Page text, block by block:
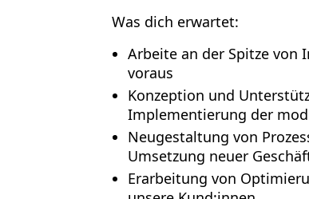
Was dich erwartet:
Arbeite an der Spitze von
voraus
Konzeption und
Implementierung der
Neugestaltung von
Umsetzung neuer
Erarbeitung von